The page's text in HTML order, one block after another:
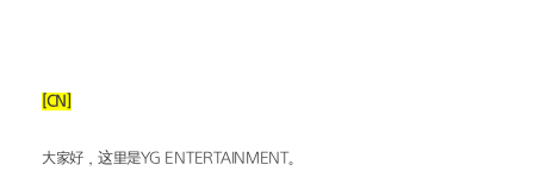
[CN]
大家好，这里是YG ENTERTAINMENT。